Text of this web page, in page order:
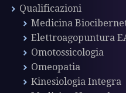
Qualificazioni
Medicina
Elettroagopuntura
Omotossicologia
Omeopatia
Kinesiologia Integra